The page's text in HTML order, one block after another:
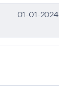
01-01-2024